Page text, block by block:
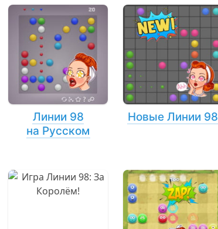
Линии 98
на Русском
Новые Линии 98